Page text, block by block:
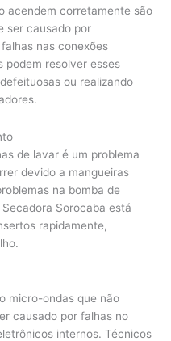
acendem corretamente são
ser causado por
nas conexões
podem resolver esses
ou realizando
de lavar é um problema
devido a mangueiras
na bomba de
Sorocaba está
rapidamente,
micro-ondas que não
causado por falhas no
internos. Técnicos